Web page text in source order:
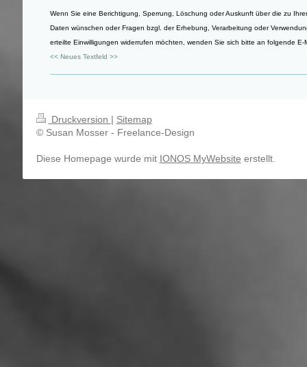
Wenn Sie eine Berichtigung, Sperrung, Löschung oder Auskunft über die zu
Daten wünschen oder Fragen bzgl. der Erhebung, Verarbeitung oder
erteilte Einwilligungen widerrufen möchten, wenden Sie sich bitte an folgende E-
<< Neues Textfeld >>
Druckversion | Sitemap
© Susan Mosser - Freelance-Design
Diese Homepage wurde mit IONOS MyWebsite erstellt.